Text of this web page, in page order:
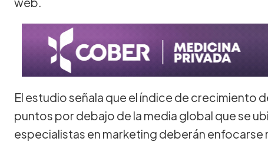
El estudio señala que el índice de crecimiento
puntos por debajo de la media global que se
especialistas en marketing deberán enfocarse